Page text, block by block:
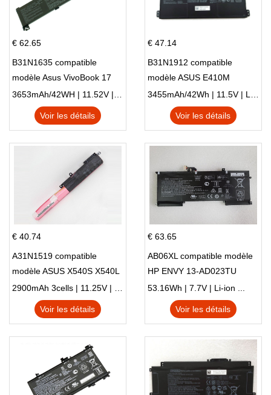
€ 62.65
B31N1635 compatible
modèle Asus VivoBook 17
X705NC X705UA X705UV
X705UN X705UD
3653mAh/42WH | 11.52V | Li-ion ...
Voir les détails
€ 47.14
B31N1912 compatible
modèle ASUS E410M
E410MA L410MA
3455mAh/42Wh | 11.5V | Li-ion ...
Voir les détails
€ 40.74
A31N1519 compatible
modèle ASUS X540S X540L
X540LA-SI302 X540SA
X540S
2900mAh 3cells | 11.25V | Li-ion ...
Voir les détails
€ 63.65
AB06XL compatible modèle
HP ENVY 13-AD023TU
HSTNN-DB8C 921438-855
TPN-I128
53.16Wh | 7.7V | Li-ion ...
Voir les détails